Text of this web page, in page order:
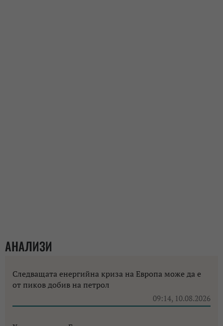
АНАЛИЗИ
Следващата енергийна криза на Европа може да е
от пиков добив на петрол
09:14, 10.08.2026